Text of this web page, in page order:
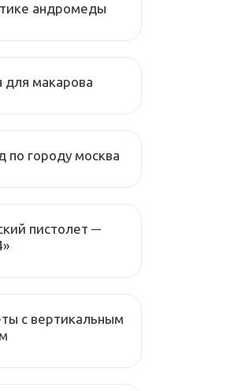
андромеды
макарова
по городу москва
пистолет ─
с вертикальным